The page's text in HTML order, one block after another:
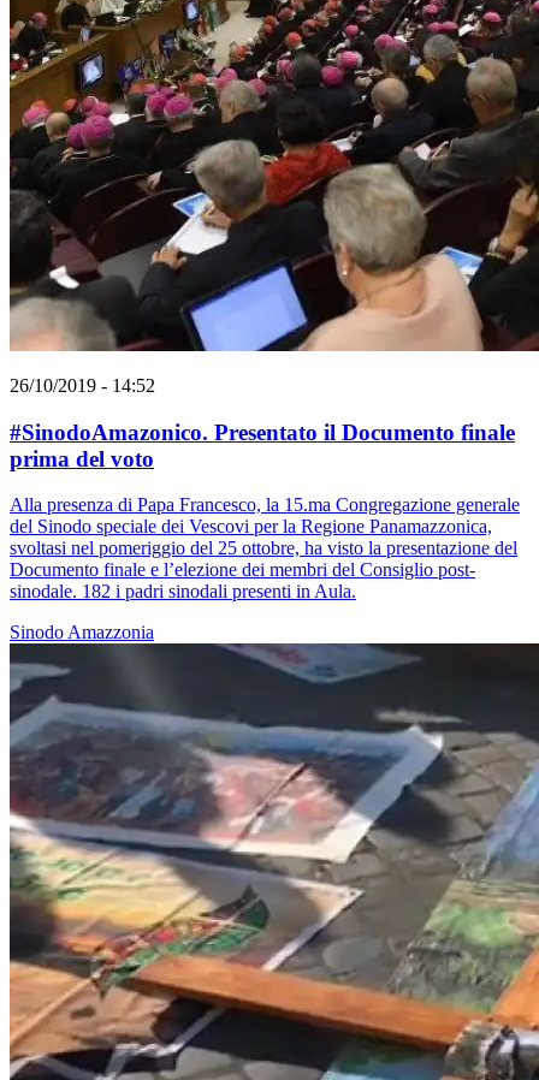
26/10/2019 - 14:52
#SinodoAmazonico. Presentato il Documento finale
prima del voto
Alla presenza di Papa Francesco, la 15.ma Congregazione generale
del Sinodo speciale dei Vescovi per la Regione Panamazzonica,
svoltasi nel pomeriggio del 25 ottobre, ha visto la presentazione del
Documento finale e l’elezione dei membri del Consiglio post-
sinodale. 182 i padri sinodali presenti in Aula.
Sinodo Amazzonia